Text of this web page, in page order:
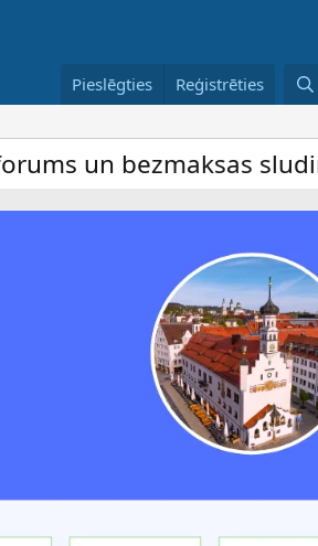
Pieslēgties Reģistrēties
sludinājumu